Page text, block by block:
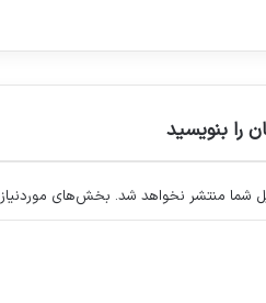
را بنویسید
شما منتشر نخواهد شد. بخش‌های